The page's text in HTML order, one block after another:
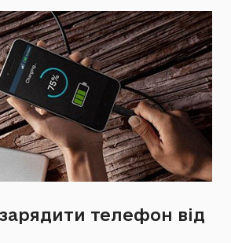
телефон від